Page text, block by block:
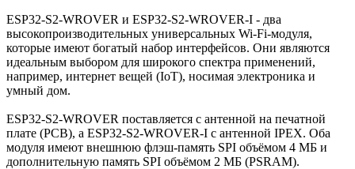
ESP32-S2-WROVER и ESP32-S2-WROVER-I - два
высокопроизводительных универсальных Wi-Fi-модуля,
которые имеют богатый набор интерфейсов. Они являются
идеальным выбором для широкого спектра применений,
например, интернет вещей (IoT), носимая электроника и
умный дом.
ESP32-S2-WROVER поставляется с антенной на печатной
плате (PCB), а ESP32-S2-WROVER-I с антенной IPEX. Оба
модуля имеют внешнюю флэш-память SPI объёмом 4 МБ и
дополнительную память SPI объёмом 2 МБ (PSRAM).